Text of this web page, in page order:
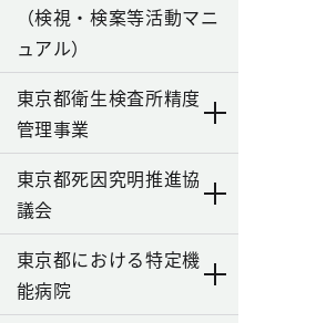
（検視・検案等活動マニ
ュアル）
東京都衛生検査所精度
管理事業
東京都死因究明推進協
議会
東京都における特定機
能病院